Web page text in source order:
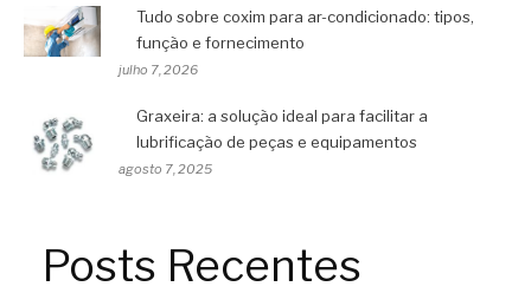
Tudo sobre coxim para ar-condicionado: tipos,
função e fornecimento
julho 7, 2026
Graxeira: a solução ideal para facilitar a
lubrificação de peças e equipamentos
agosto 7, 2025
Posts Recentes